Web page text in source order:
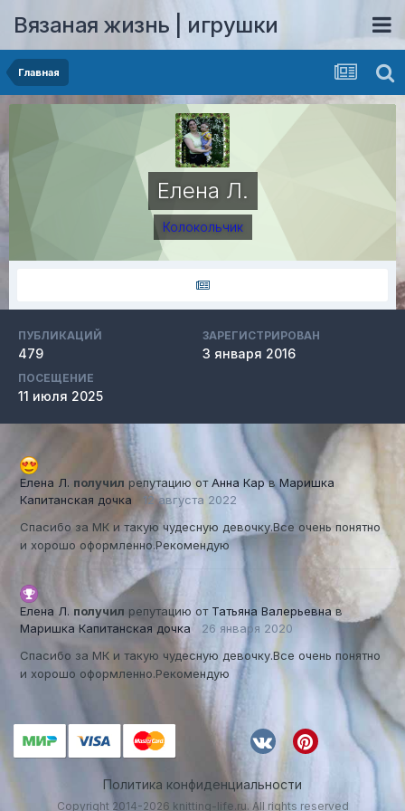
Вязаная жизнь | игрушки
Главная
Елена Л.
Колокольчик
ПУБЛИКАЦИЙ
479
ЗАРЕГИСТРИРОВАН
3 января 2016
ПОСЕЩЕНИЕ
11 июля 2025
Елена Л. получил репутацию отАнна КарвМаришка
Капитанская дочка
12 августа 2022
Спасибо за МК и такую чудесную девочку.Все очень понятно
и хорошо оформленно.Рекомендую
Елена Л. получил репутацию от Татьяна Валерьевнав
Маришка Капитанская дочка
26 января 2020
Спасибо за МК и такую чудесную девочку.Все очень понятно
и хорошо оформленно.Рекомендую
Политика конфиденциальности
Copyright 2014-2026 knitting-life.ru. All rights reserved